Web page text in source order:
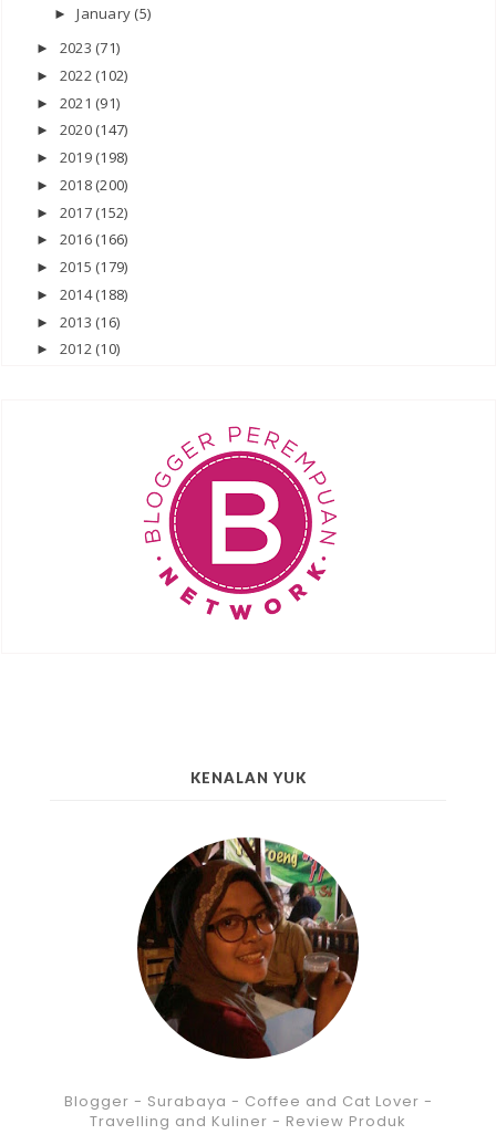
►January (5)
► 2023 (71)
► 2022 (102)
► 2021 (91)
► 2020 (147)
► 2019 (198)
► 2018 (200)
► 2017 (152)
► 2016 (166)
► 2015 (179)
► 2014(188)
► 2013 (16)
► 2012 (10)
KENALAN YUK
Blogger - Surabaya - Coffee and Cat Lover -
Travelling and Kuliner - Review Produk